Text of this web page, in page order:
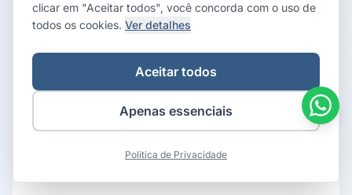
Economia da Informação
Custos de mudança são os ônus de dinheiro, tempo e
esforço que o consumidor enfrenta para trocar de
Klemperer (1987), explicam por que clientes capturados
são pouco sensíveis a preço.
clicar em "Aceitar todos", você concorda com o uso de
todos os cookies. Ver detalhes
Aceitar todos
Apenas essenciais
Politica de Privacidade